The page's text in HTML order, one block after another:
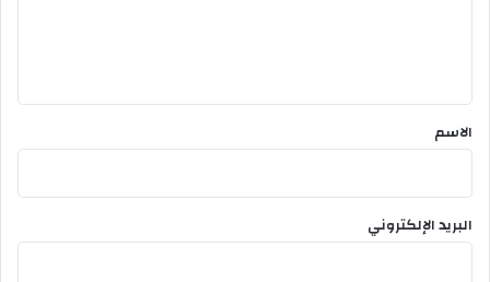
*
الاسم
البريد الإلكتروني